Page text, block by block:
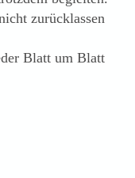
zurücklassen
Blatt um Blatt